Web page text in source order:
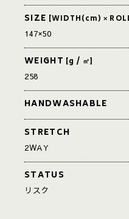
SIZE [WIDTH(cm) ×
147×50
WEIGHT [g / ㎡]
258
HANDWASHABLE
STRETCH
2WAY
STATUS
リスク